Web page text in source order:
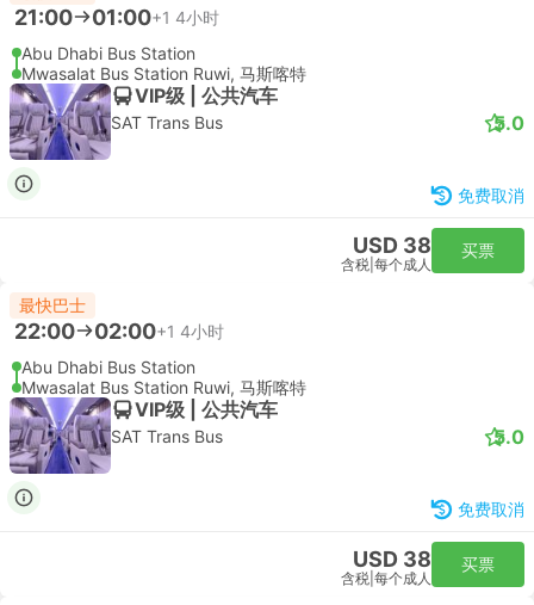
21:00 01:00+1 4小时
Abu Dhabi Bus Station
Mwasalat Bus Station Ruwi, 马斯喀特
VIP级 | 公共汽车
SAT Trans Bus 5.0
免费取消
USD 38
含税 每个成人
买票
最快巴士
22:00 02:00+1 4小时
Abu Dhabi Bus Station
Mwasalat Bus Station Ruwi, 马斯喀特
VIP级 | 公共汽车
SAT Trans Bus 5.0
免费取消
USD 38
含税 每个成人
买票